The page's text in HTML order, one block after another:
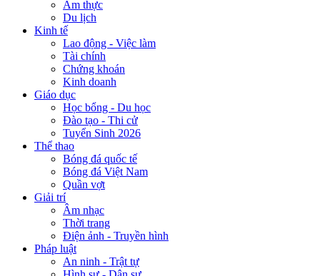
Ẩm thực
Du lịch
Kinh tế
Lao động - Việc làm
Tài chính
Chứng khoán
Kinh doanh
Giáo dục
Học bổng - Du học
Đào tạo - Thi cử
Tuyển Sinh 2026
Thể thao
Bóng đá quốc tế
Bóng đá Việt Nam
Quần vợt
Giải trí
Âm nhạc
Thời trang
Điện ảnh - Truyền hình
Pháp luật
An ninh - Trật tự